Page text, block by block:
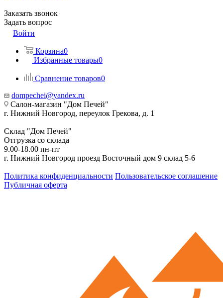
Заказать звонок
Задать вопрос
Войти
Корзина0
Избранные товары0
Сравнение товаров0
dompechei@yandex.ru
Салон-магазин "Дом Печей"
г. Нижний Новгород, переулок Грекова, д. 1
Склад "Дом Печей"
Отгрузка со склада
9.00-18.00 пн-пт
г. Нижний Новгород проезд Восточный дом 9 склад 5-6
Политика конфиденциальности Пользовательское соглашение
Публичная оферта